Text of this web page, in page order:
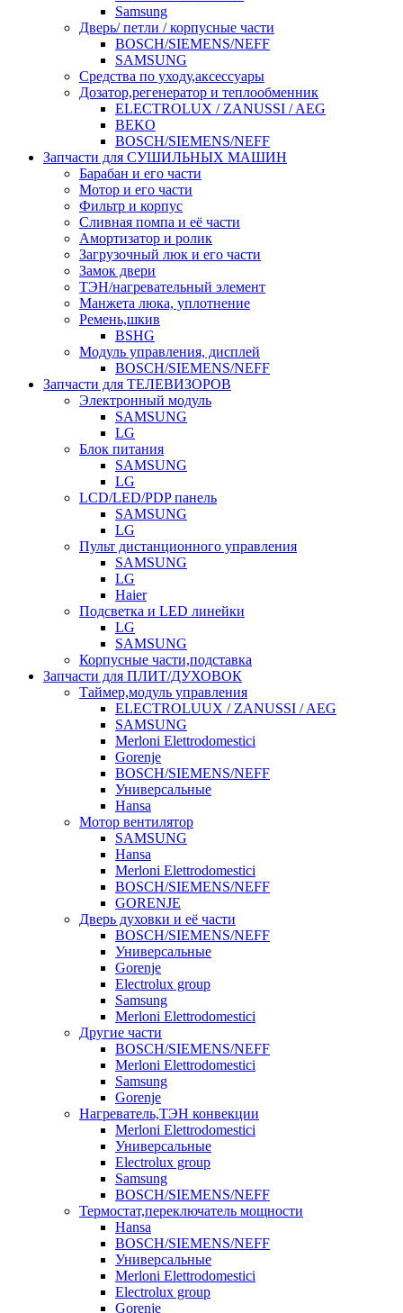
Samsung
Дверь/ петли / корпусные части
BOSCH/SIEMENS/NEFF
SAMSUNG
Средства по уходу,аксессуары
Дозатор,регенератор и теплообменник
ELECTROLUX / ZANUSSI / AEG
BEKO
BOSCH/SIEMENS/NEFF
Запчасти для СУШИЛЬНЫХ МАШИН
Барабан и его части
Мотор и его части
Фильтр и корпус
Сливная помпа и её части
Амортизатор и ролик
Загрузочный люк и его части
Замок двери
ТЭН/нагревательный элемент
Манжета люка, уплотнение
Ремень,шкив
BSHG
Модуль управления, дисплей
BOSCH/SIEMENS/NEFF
Запчасти для ТЕЛЕВИЗОРОВ
Электронный модуль
SAMSUNG
LG
Блок питания
SAMSUNG
LG
LCD/LED/PDP панель
SAMSUNG
LG
Пульт дистанционного управления
SAMSUNG
LG
Haier
Подсветка и LED линейки
LG
SAMSUNG
Корпусные части,подставка
Запчасти для ПЛИТ/ДУХОВОК
Таймер,модуль управления
ELECTROLUUX / ZANUSSI / AEG
SAMSUNG
Merloni Elettrodomestici
Gorenje
BOSCH/SIEMENS/NEFF
Универсальные
Hansa
Мотор вентилятор
SAMSUNG
Hansa
Merloni Elettrodomestici
BOSCH/SIEMENS/NEFF
GORENJE
Дверь духовки и её части
BOSCH/SIEMENS/NEFF
Универсальные
Gorenje
Electrolux group
Samsung
Merloni Elettrodomestici
Другие части
BOSCH/SIEMENS/NEFF
Merloni Elettrodomestici
Samsung
Gorenje
Нагреватель,ТЭН конвекции
Merloni Elettrodomestici
Универсальные
Electrolux group
Samsung
BOSCH/SIEMENS/NEFF
Термостат,переключатель мощности
Hansa
BOSCH/SIEMENS/NEFF
Универсальные
Merloni Elettrodomestici
Electrolux group
Gorenje